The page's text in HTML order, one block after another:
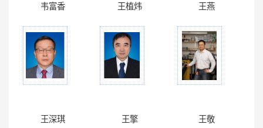
韦富香 王植炜 王燕
王深琪 王擎 王敬